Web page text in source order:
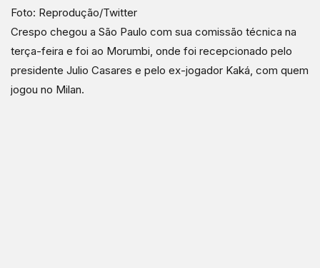
Foto: Reprodução/Twitter
Crespo chegou a São Paulo com sua comissão técnica na
terça-feira e foi ao Morumbi, onde foi recepcionado pelo
presidente Julio Casares e pelo ex-jogador Kaká, com quem
jogou no Milan.